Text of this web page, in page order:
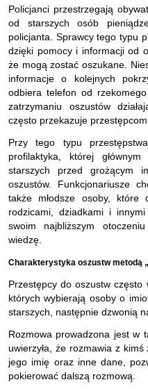
Policjanci przestrzegają
od starszych osób
policjanta. Sprawcy tego typu
dzięki pomocy i informacji od
że mogą zostać oszukane.
informacje o kolejnych
odbiera telefon od
zatrzymaniu oszustów
często przekazuje przestępcom
Przy tego typu
profilaktyka, której
starszych przed grożącym
oszustów. Funkcjonariusze
także młodsze osoby, które
rodzicami, dziadkami i
swoim najbliższym
wiedzę.
Charakterystyka oszustw metodą
Przestępcy do oszustw
których wybierają osoby o
starszych, następnie dzwonią
Rozmowa prowadzona jest w
uwierzyła, że rozmawia z
jego imię oraz inne dane,
pokierować dalszą rozmową.